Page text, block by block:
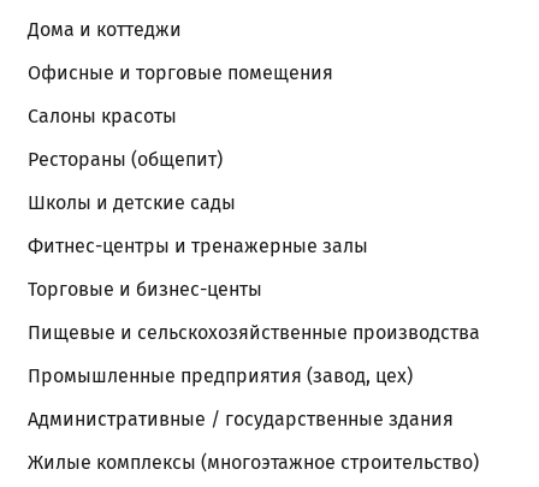
Дома и коттеджи
Офисные и торговые помещения
Салоны красоты
Рестораны (общепит)
Школы и детские сады
Фитнес-центры и тренажерные залы
Торговые и бизнес-центы
Пищевые и сельскохозяйственные производства
Промышленные предприятия (завод, цех)
Административные / государственные здания
Жилые комплексы (многоэтажное строительство)